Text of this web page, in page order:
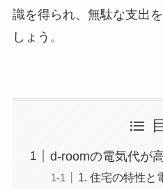
識を得られ、無駄な支出
しょう。
d-roomの電気代が
1. 住宅の特性と